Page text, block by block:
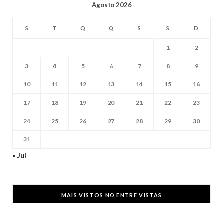
Agosto 2026
S T Q Q S S D
1 2
3 4 5 6 7 8 9
10 11 12 13 14 15 16
17 18 19 20 21 22 23
24 25 26 27 28 29 30
31
« Jul
MAIS VISTOS NO ENTRE VISTAS